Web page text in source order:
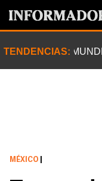
TENDENCIAS:
MÉXICO